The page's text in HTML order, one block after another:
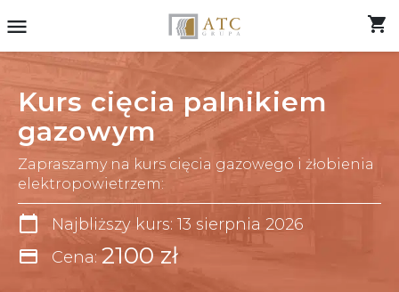
menu shopping_cart
Kurs cięcia palnikiem
gazowym
Zapraszamy na kurs cięcia gazowego i żłobienia
elektropowietrzem:
calendar_today Najbliższy kurs: 13 sierpnia 2026
credit_card Cena: 2100 zł